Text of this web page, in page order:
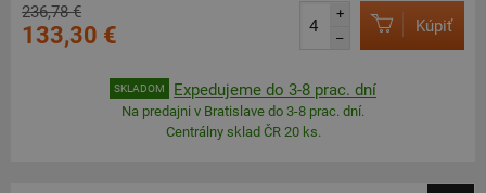
236,78 €
133,30 €
+
–
Kúpiť
SKLADOM Expedujeme do 3-8 prac. dní
Na predajni v Bratislave do 3-8 prac. dní.
Centrálny sklad ČR 20 ks.